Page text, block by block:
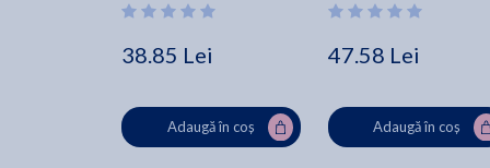
38.85 Lei
Adaugă în coș
47.58 Lei
Adaugă în coș